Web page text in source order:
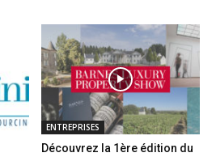
ENTREPRISES
Découvrez la 1ère édition du